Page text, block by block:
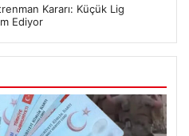
Kararı: Küçük Lig
Ediyor